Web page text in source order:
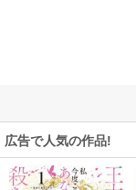
広告で人気の作品!